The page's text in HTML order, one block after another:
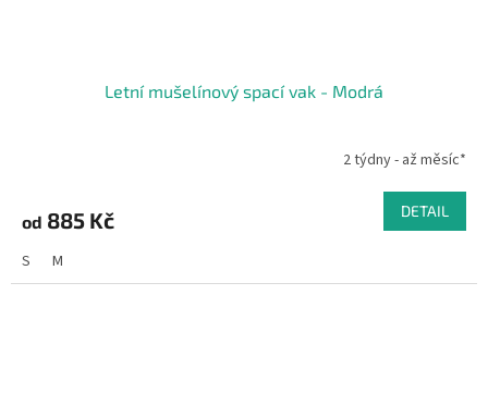
Letní mušelínový spací vak - Modrá
2 týdny - až měsíc*
od 885 Kč DETAIL
S M